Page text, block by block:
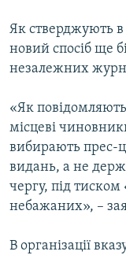
Як стверджують
новий спосіб ще
незалежних
«Як
місцеві
вибирають прес-
видань, а не
чергу, під
небажаних», –
В організації